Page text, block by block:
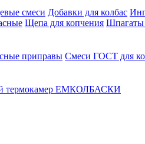
смеси Добавки для колбас
Щепа для копчения Шпагаты
приправы Смеси ГОСТ для
термокамер ЕМКОЛБАСКИ